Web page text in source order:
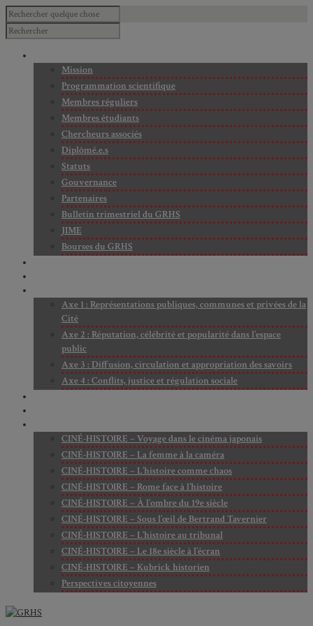
Mission
Programmation scientifique
Membres réguliers
Membres étudiants
Chercheurs associés
Diplômé.e.s
Statuts
Gouvernance
Partenaires
Bulletin trimestriel du GRHS
JIME
Bourses du GRHS
Axe 1 : Représentations publiques, communes et privées de la
Cité
Axe 2 : Réputation, célébrité et popularité dans l’espace
public
Axe 3 : Diffusion, circulation et appropriation des savoirs
Axe 4 : Conflits, justice et régulation sociale
CINÉ-HISTOIRE – Voyage dans le cinéma japonais
CINÉ-HISTOIRE – La femme à la caméra
CINÉ-HISTOIRE – L’histoire comme chaos
CINÉ-HISTOIRE – Rome face à l’histoire
CINÉ-HISTOIRE – À l’ombre du 19e siècle
CINÉ-HISTOIRE – Sous l’œil de Bertrand Tavernier
CINÉ-HISTOIRE – L’histoire au tribunal
CINÉ-HISTOIRE – Le 18e siècle à l’écran
CINÉ-HISTOIRE – Kubrick historien
Perspectives citoyennes